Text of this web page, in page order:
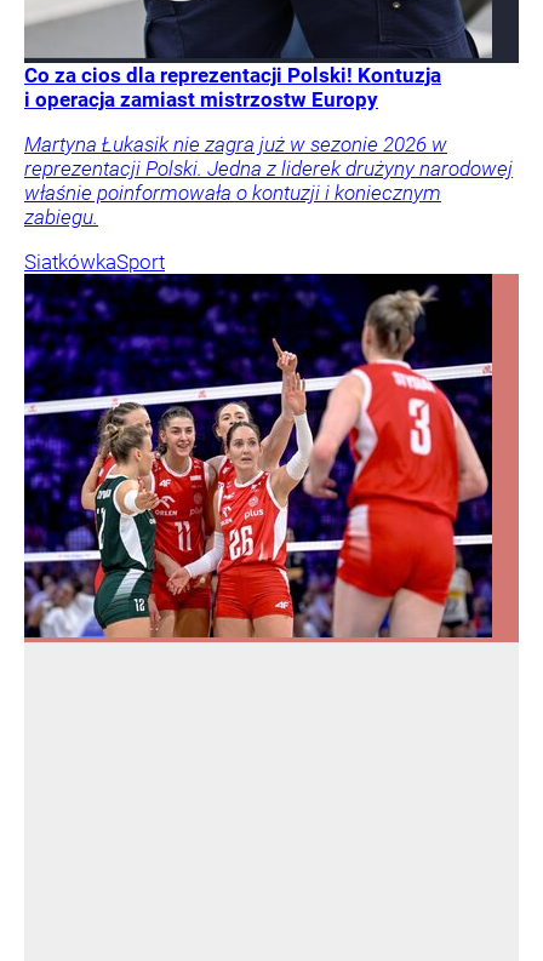
Co za cios dla reprezentacji Polski! Kontuzja
i operacja zamiast mistrzostw Europy
Martyna Łukasik nie zagra już w sezonie 2026 w
reprezentacji Polski. Jedna z liderek drużyny narodowej
właśnie poinformowała o kontuzji i koniecznym
zabiegu.
SiatkówkaSport